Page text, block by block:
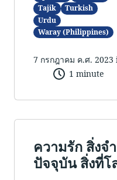
Tajik
Turkish
Urdu
Waray (Philippines)
7 กรกฎาคม ค.ศ. 2023
1 minute
ความรัก สิ่งจ
ปัจจุบัน สิ่งที่โ